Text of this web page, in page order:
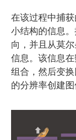
在该过程中捕
小结构的信息
向，并且从莫
信息。该信息
组合，然后变
的分辨率创建图